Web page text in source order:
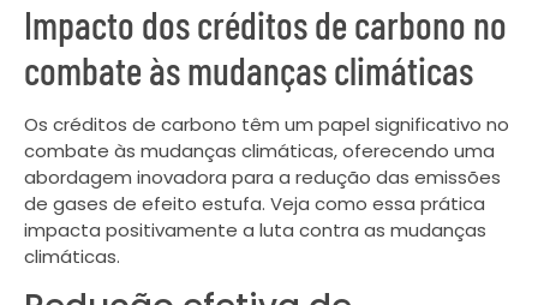
Impacto dos créditos de carbono no
combate às mudanças climáticas
Os créditos de carbono têm um papel significativo no
combate às mudanças climáticas, oferecendo uma
abordagem inovadora para a redução das emissões
de gases de efeito estufa. Veja como essa prática
impacta positivamente a luta contra as mudanças
climáticas.